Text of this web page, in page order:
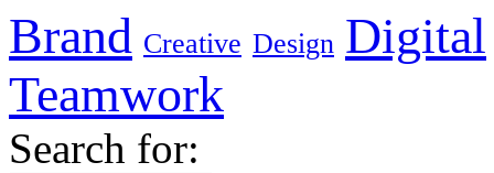
Brand Creative Design Digital
Teamwork
Search for: